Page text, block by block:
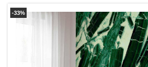
-33%